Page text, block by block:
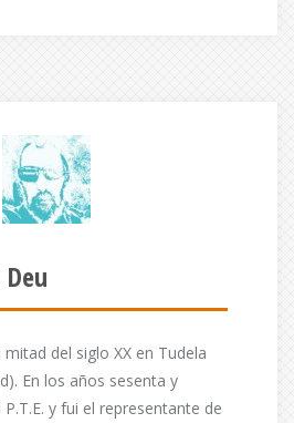
del siglo XX en Tudela
En los años sesenta y
y fui el representante de